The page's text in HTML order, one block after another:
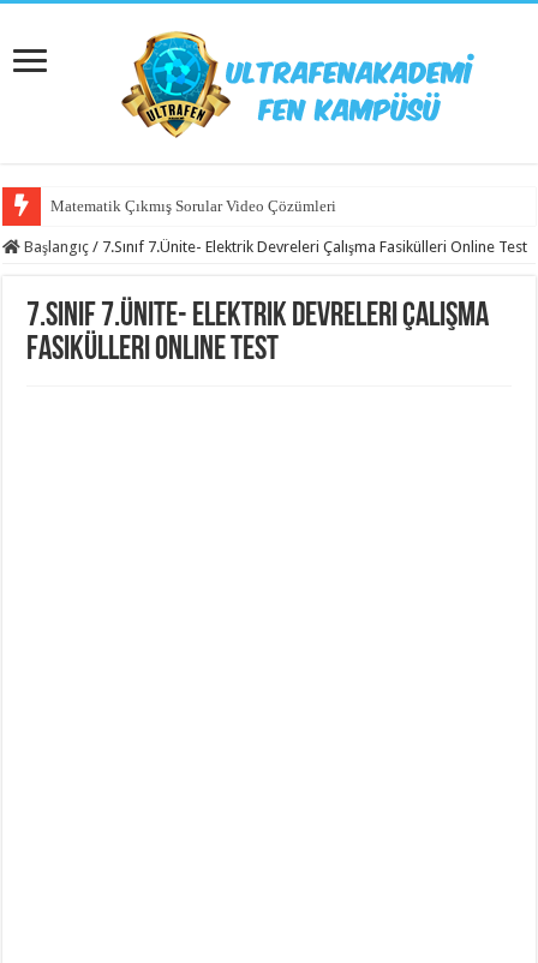
Matematik Çıkmış Sorular Video Çözümleri
Başlangıç / 7.Sınıf 7.Ünite- Elektrik Devreleri Çalışma Fasikülleri Online Test
7.Sınıf 7.Ünite- Elektrik Devreleri Çalışma
Fasikülleri Online Test